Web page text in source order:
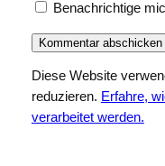
Benachrichtige
Diese Website
reduzieren. Erfahre,
verarbeitet werden.